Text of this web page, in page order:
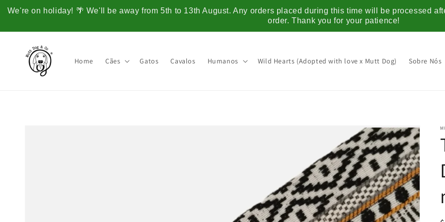
We're on holiday! 🌴 We'll be away from 5th to 13th August. Any orders placed during this time will be processed
order. Thank you for your patience!
para o
Home Cães Gatos Cavalos Humanos Wild Hearts (Adopted with love x Mutt Dog) Sobre Nós